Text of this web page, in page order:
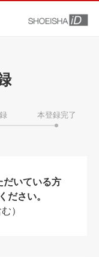
本登録完了
いている方
ださい。
）